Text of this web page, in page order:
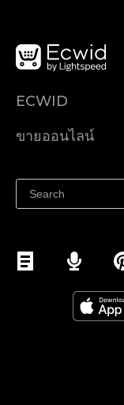
ECWID
ราคา
ขายออนไลน์
ขายบนเฟสบุ๊ค